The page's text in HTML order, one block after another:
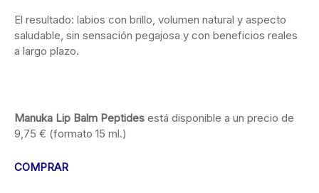
El resultado: labios con brillo, volumen natural y aspecto
saludable, sin sensación pegajosa y con beneficios reales
a largo plazo.
Manuka Lip Balm Peptides está disponible a un precio de
9,75 € (formato 15 ml.)
COMPRAR